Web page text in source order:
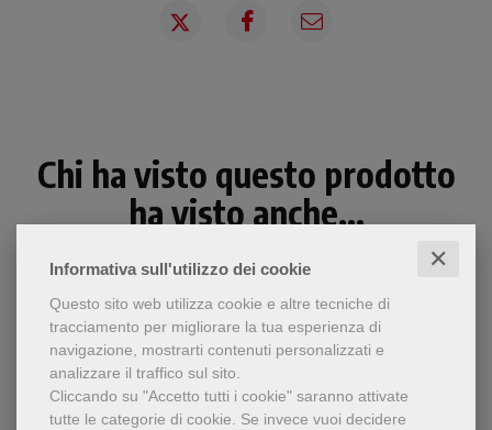
Informativa sull'utilizzo dei cookie ✕
Questo sito web utilizza cookie e altre tecniche di
tracciamento per migliorare la tua esperienza di
navigazione, mostrarti contenuti personalizzati e
analizzare il traffico sul sito.
Cliccando su "Accetto tutti i cookie" saranno attivate
tutte le categorie di cookie. Se invece vuoi decidere
Chi ha visto questo prodotto
ha visto anche...